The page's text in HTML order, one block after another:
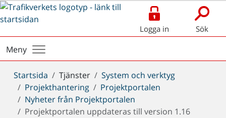
Logga in Sök
Meny
Du
är
här:
Startsida Tjänster
System och verktyg
Projekthantering
Projektportalen
Nyheter från Projektportalen
Projektportalen uppdateras till version 1.16